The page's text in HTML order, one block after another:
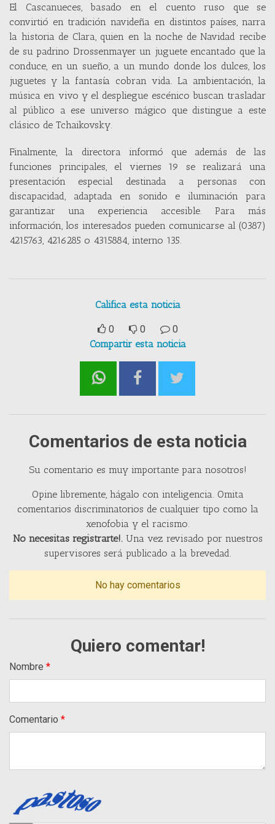
El Cascanueces, basado en el cuento ruso que se
convirtió en tradición navideña en distintos países, narra
la historia de Clara, quien en la noche de Navidad recibe
de su padrino Drossenmayer un juguete encantado que la
conduce, en un sueño, a un mundo donde los dulces, los
juguetes y la fantasía cobran vida. La ambientación, la
música en vivo y el despliegue escénico buscan trasladar
al público a ese universo mágico que distingue a este
clásico de Tchaikovsky.
Finalmente, la directora informó que además de las
funciones principales, el viernes 19 se realizará una
presentación especial destinada a personas con
discapacidad, adaptada en sonido e iluminación para
garantizar una experiencia accesible. Para más
información, los interesados pueden comunicarse al (0387)
4215763, 4216285 o 4315884, interno 135.
Califica esta noticia
0 0
0
Compartir esta noticia
Comentarios de esta noticia
Su comentario es muy importante para nosotros!
Opine libremente, hágalo con inteligencia. Omita
comentarios discriminatorios de cualquier tipo como la
xenofobia y el racismo.
No necesitas registrarte!.Una vez revisado por nuestros
supervisores será publicado a la brevedad.
No hay comentarios
Quiero comentar!
Nombre
Comentario